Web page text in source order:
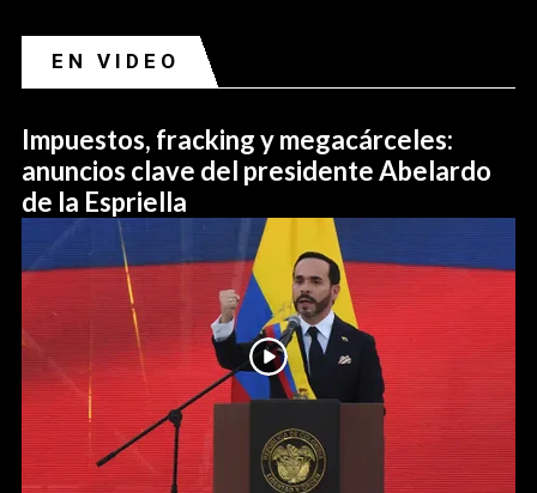
EN VIDEO
Impuestos, fracking y megacárceles:
anuncios clave del presidente Abelardo
de la Espriella